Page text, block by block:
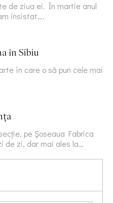
de ziua ei. În martie anul
insistat….
în Sibiu
în care o să pun cele mai
pe Șoseaua Fabrica
de zi, dar mai ales la…